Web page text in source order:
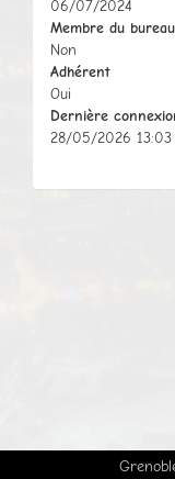
06/07/2024
Membre du bureau
Non
Adhérent
Oui
Dernière
28/05/2026 13:03